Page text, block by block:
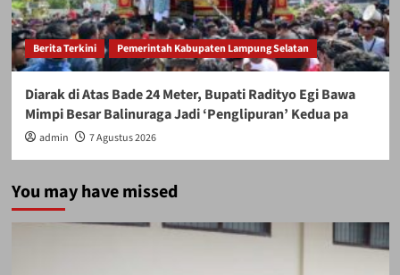
Berita Terkini Pemerintah Kabupaten Lampung Selatan
Diarak di Atas Bade 24 Meter, Bupati Radityo Egi Bawa
Mimpi Besar Balinuraga Jadi ‘Penglipuran’ Kedua pa
admin 7 Agustus 2026
You may have missed